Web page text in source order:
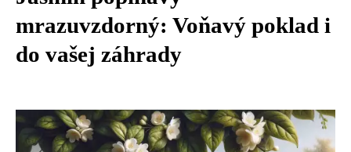
mrazuvzdorný: Voňavý poklad i
do vašej záhrady